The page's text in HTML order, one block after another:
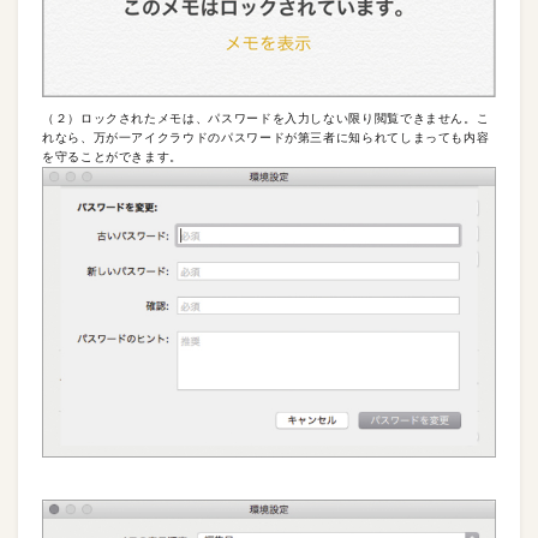
（２）ロックされたメモは、パスワードを入力しない限り閲覧できません。こ
れなら、万が一アイクラウドのパスワードが第三者に知られてしまっても内容
を守ることができます。